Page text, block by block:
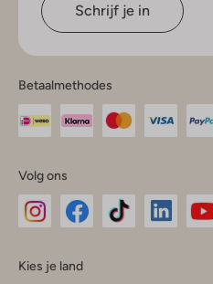
Schrijf je in
Betaalmethodes
Volg ons
InstagramFacebook
Kies je land